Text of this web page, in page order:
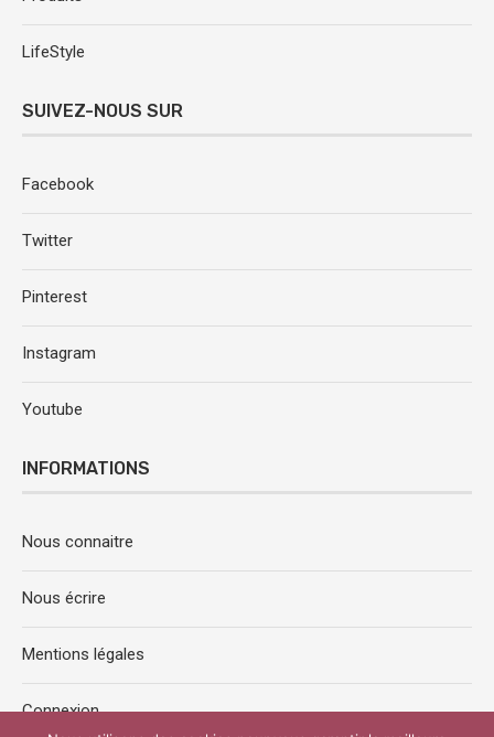
LifeStyle
SUIVEZ-NOUS SUR
Facebook
Twitter
Pinterest
Instagram
Youtube
INFORMATIONS
Nous connaitre
Nous écrire
Mentions légales
Connexion